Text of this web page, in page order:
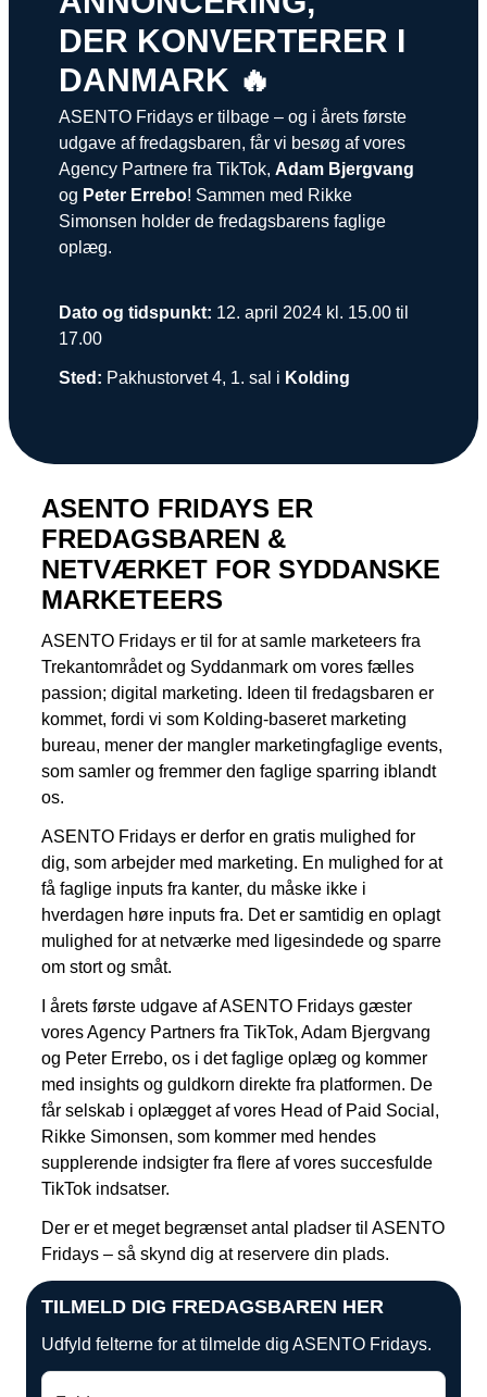
Snapchat annoncering
LinkedIn annoncering
Pinterest annoncering
TikTok annoncering
PAID SEARCH
Google Ads
YouTube annoncering
Google shopping
Kampagnemails
Leadgenerering
E-mail automation
TRACKING
Server-Side Tracking
DER KONVERTERER I
DANMARK 🔥
ASENTO Fridays er tilbage – og i årets første
udgave af fredagsbaren, får vi besøg af vores
Agency Partnere fra TikTok, Adam Bjergvang
og Peter Errebo! Sammen med Rikke
Simonsen holder de fredagsbarens faglige
oplæg.
Dato og tidspunkt: 12. april 2024 kl. 15.00 til
17.00
Sted: Pakhustorvet 4, 1. sal i Kolding
ASENTO FRIDAYS ER
FREDAGSBAREN &
NETVÆRKET FOR SYDDANSKE
MARKETEERS
ASENTO Fridays er til for at samle marketeers fra
Trekantområdet og Syddanmark om vores fælles
passion; digital marketing. Ideen til fredagsbaren er
kommet, fordi vi som Kolding-baseret marketing
bureau, mener der mangler marketingfaglige events,
som samler og fremmer den faglige sparring iblandt
os.
ASENTO Fridays er derfor en gratis mulighed for
dig, som arbejder med marketing. En mulighed for at
få faglige inputs fra kanter, du måske ikke i
hverdagen høre inputs fra. Det er samtidig en oplagt
mulighed for at netværke med ligesindede og sparre
om stort og småt.
I årets første udgave af ASENTO Fridays gæster
vores Agency Partners fra TikTok, Adam Bjergvang
og Peter Errebo, os i det faglige oplæg og kommer
med insights og guldkorn direkte fra platformen. De
får selskab i oplægget af vores Head of Paid Social,
Rikke Simonsen, som kommer med hendes
supplerende indsigter fra flere af vores succesfulde
TikTok indsatser.
Der er et meget begrænset antal pladser til ASENTO
Fridays – så skynd dig at reservere din plads.
TILMELD DIG FREDAGSBAREN HER
Udfyld felterne for at tilmelde dig ASENTO Fridays.